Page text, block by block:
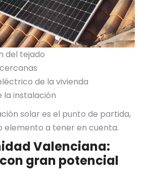
del tejado
de la vivienda
la instalación
solar es el punto de partida,
elemento a tener en cuenta.
Valenciana:
gran potencial